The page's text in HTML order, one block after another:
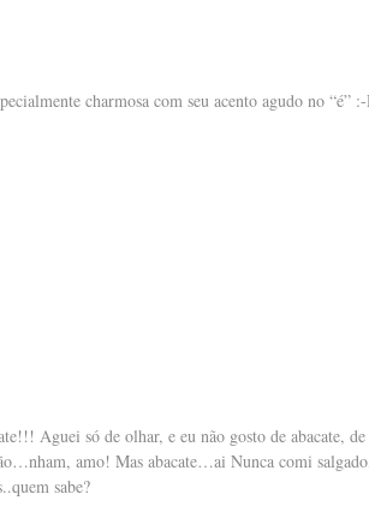
charmosa com seu acento agudo no “é”
Aguei só de olhar, e eu não gosto de abacate,
amo! Mas abacate…ai Nunca comi
sabe?